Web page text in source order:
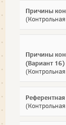
Причины
Причины
(Вариант 16)